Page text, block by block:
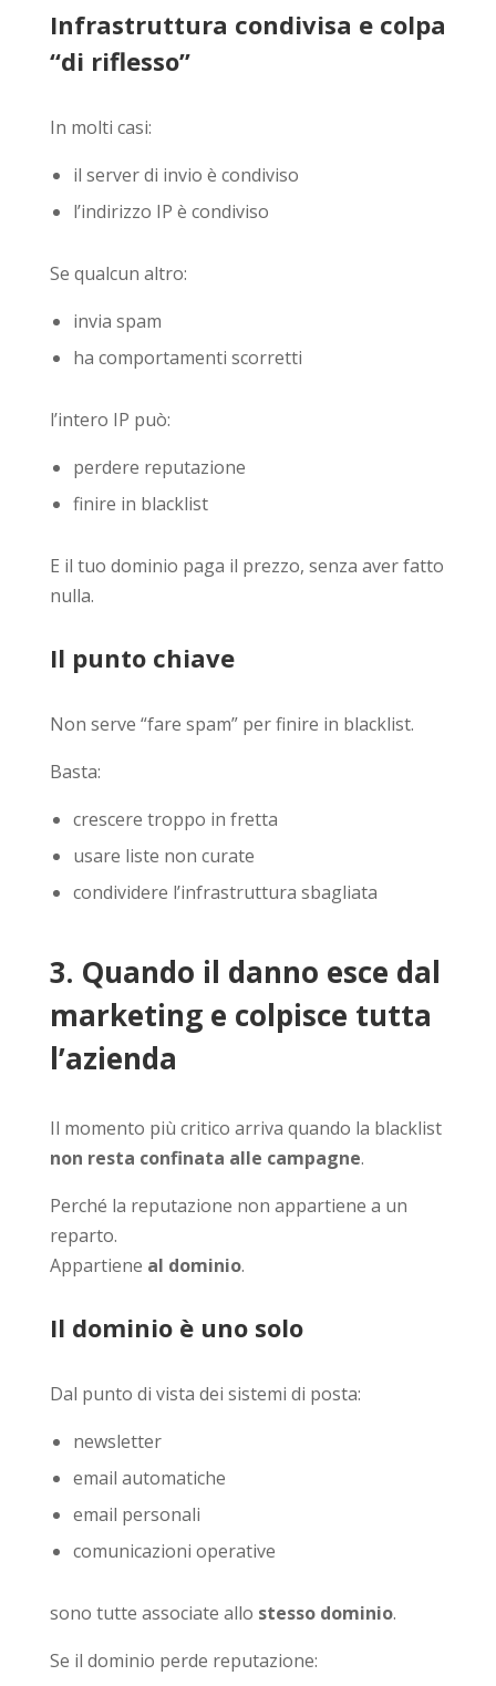
Infrastruttura condivisa e colpa
“di riflesso”
In molti casi:
il server di invio è condiviso
l’indirizzo IP è condiviso
Se qualcun altro:
invia spam
ha comportamenti scorretti
l’intero IP può:
perdere reputazione
finire in blacklist
E il tuo dominio paga il prezzo, senza aver fatto
nulla.
Il punto chiave
Non serve “fare spam” per finire in blacklist.
Basta:
crescere troppo in fretta
usare liste non curate
condividere l’infrastruttura sbagliata
3. Quando il danno esce dal
marketing e colpisce tutta
l’azienda
Il momento più critico arriva quando la blacklist
non resta confinata alle campagne.
Perché la reputazione non appartiene a un
reparto.
Appartiene al dominio.
Il dominio è uno solo
Dal punto di vista dei sistemi di posta:
newsletter
email automatiche
email personali
comunicazioni operative
sono tutte associate allo stesso dominio.
Se il dominio perde reputazione: